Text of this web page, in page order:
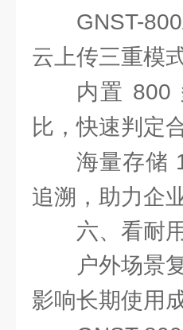
GNST-
云上传三重模
内置 800
比，快速判定
海量存储
追溯，助力企
六、看耐
户外场景
影响长期使用